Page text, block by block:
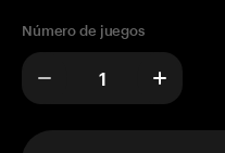
Número de juegos